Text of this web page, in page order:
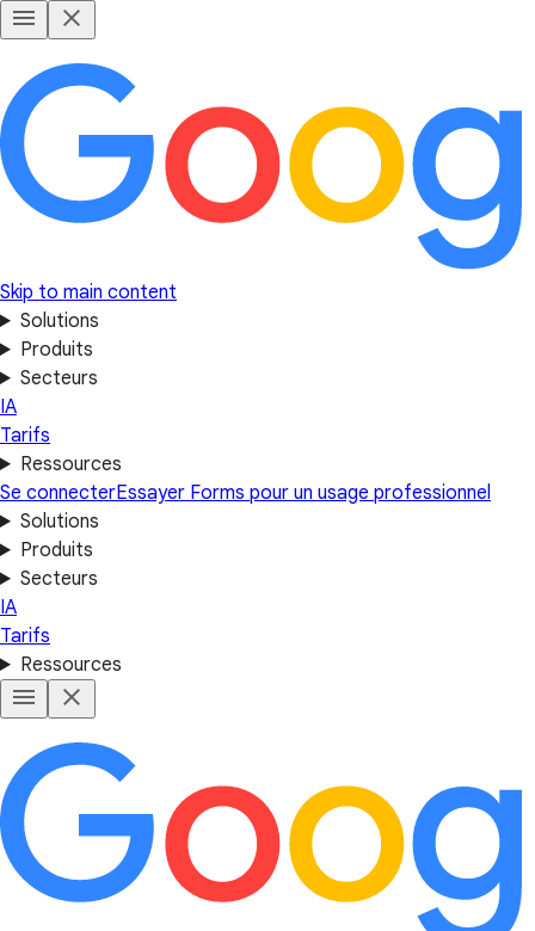
Skip to main content
Solutions
Produits
Secteurs
IA
Tarifs
Ressources
Se connecterEssayer Forms pour un usage professionnel
Solutions
Produits
Secteurs
IA
Tarifs
Ressources